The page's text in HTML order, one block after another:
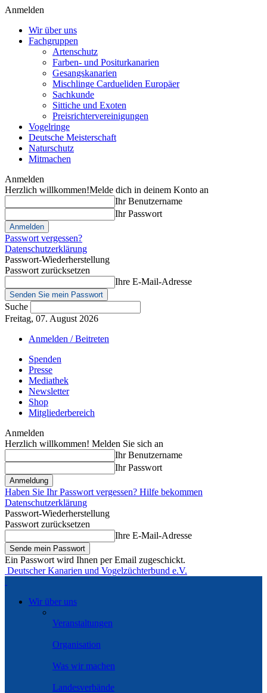
Anmelden
Wir über uns
Fachgruppen
Artenschutz
Farben- und Positurkanarien
Gesangskanarien
Mischlinge Cardueliden Europäer
Sachkunde
Sittiche und Exoten
Preisrichtervereinigungen
Vogelringe
Deutsche Meisterschaft
Naturschutz
Mitmachen
Anmelden
Herzlich willkommen!Melde dich in deinem Konto an
Ihr Benutzername
Ihr Passwort
Passwort vergessen?
Datenschutzerklärung
Passwort-Wiederherstellung
Passwort zurücksetzen
Ihre E-Mail-Adresse
Suche
Freitag, 07. August 2026
Anmelden / Beitreten
Spenden
Presse
Mediathek
Newsletter
Shop
Mitgliederbereich
Anmelden
Herzlich willkommen! Melden Sie sich an
Ihr Benutzername
Ihr Passwort
Haben Sie Ihr Passwort vergessen? Hilfe bekommen
Datenschutzerklärung
Passwort-Wiederherstellung
Passwort zurücksetzen
Ihre E-Mail-Adresse
Ein Passwort wird Ihnen per Email zugeschickt.
Deutscher Kanarien und Vogelzüchterbund e.V.
Wir über uns
Veranstaltungen
Organisation
Was wir machen
Landesverbände